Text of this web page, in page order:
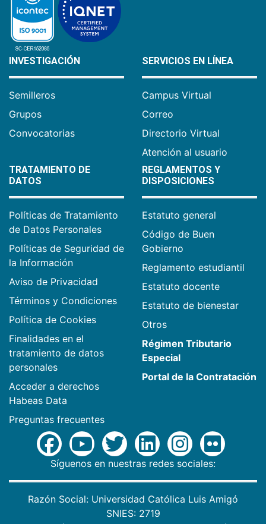
INVESTIGACIÓN
Semilleros
Grupos
Convocatorias
SERVICIOS EN LÍNEA
Campus Virtual
Correo
Directorio Virtual
Atención al usuario
TRATAMIENTO DE
DATOS
Políticas de Tratamiento
de Datos Personales
Políticas de Seguridad de
la Información
Aviso de Privacidad
Términos y Condiciones
Política de Cookies
Finalidades en el
tratamiento de datos
personales
Acceder a derechos
Habeas Data
Preguntas frecuentes
REGLAMENTOS Y
DISPOSICIONES
Estatuto general
Código de Buen
Gobierno
Reglamento estudiantil
Estatuto docente
Estatuto de bienestar
Otros
Régimen Tributario
Especial
Portal de la Contratación
Síguenos en nuestras redes sociales:
Razón Social: Universidad Católica Luis Amigó
SNIES: 2719